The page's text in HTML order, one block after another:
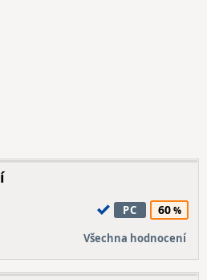
PC 60
Všechna hodnocení